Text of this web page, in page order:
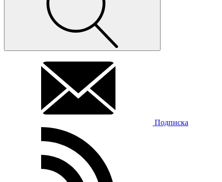
Подписка